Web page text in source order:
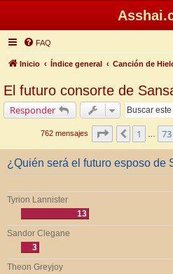
FAQ
Inicio Índice general Canción de
El futuro consorte de
Responder
762 mensajes Página75de77
Anterior
1 73
¿Quién será el futuro esposo de
Tyrion Lannister
13
Sandor Clegane
3
Theon Greyjoy